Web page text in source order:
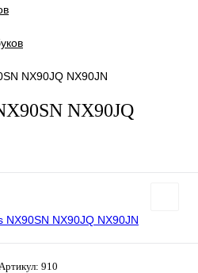
NX90JQ NX90JN
NX90JQ
Артикул: 910